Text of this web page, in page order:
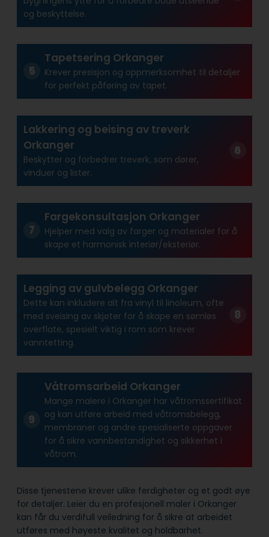
og beskyttelse.
Tapetsering Orkanger
Krever presisjon og oppmerksomhet til detaljer
for perfekt påføring av tapet.
Lakkering og beising av treverk
Orkanger
Beskytter og forbedrer treverk, som dører,
vinduer og lister.
Fargekonsultasjon Orkanger
Hjelper med valg av farger og materialer for å
skape et harmonisk interiør/eksteriør.
Legging av gulvbelegg Orkanger
Dette kan inkludere alt fra vinyl til linoleum, ofte
med sveising av skjøter for å skape en sømløs
overflate, spesielt viktig i rom som krever
vanntetting.
Våtromsarbeid Orkanger
Mange malere i Orkanger har våtroms­sertifikat
og kan utføre arbeid med våtroms­belegg,
membraner og andre spesialiserte oppgaver
for å sikre vann­bestandighet og sikkerhet i
våtrom.
Disse tjenestene krever ulike ferdigheter og et godt øye
for detaljer. Leier du en profesjonell maler i Orkanger
kan får du verdifull veiledning for å sikre at arbeidet
utføres med høyeste kvalitet og holdbarhet.